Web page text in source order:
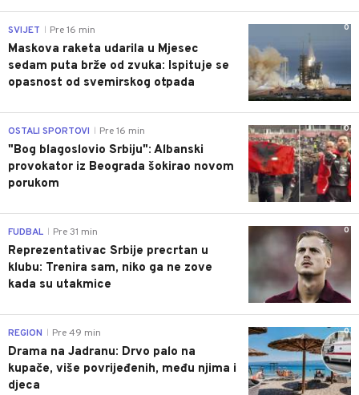
0
SVIJET Pre 16 min
Maskova raketa udarila u Mjesec
sedam puta brže od zvuka: Ispituje se
opasnost od svemirskog otpada
0
OSTALI SPORTOVI Pre 16 min
"Bog blagoslovio Srbiju": Albanski
provokator iz Beograda šokirao novom
porukom
0
FUDBAL Pre 31 min
Reprezentativac Srbije precrtan u
klubu: Trenira sam, niko ga ne zove
kada su utakmice
0
REGION Pre 49 min
Drama na Jadranu: Drvo palo na
kupače, više povrijeđenih, među njima i
djeca